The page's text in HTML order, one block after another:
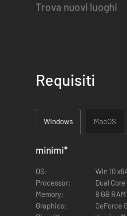
Trova nuovi luoghi
Requisiti
Windows MacOS
minimi*
OS:
Win 10
Processor:
Dual
Memory:
8 GB RAM
Graphics:
GeForce